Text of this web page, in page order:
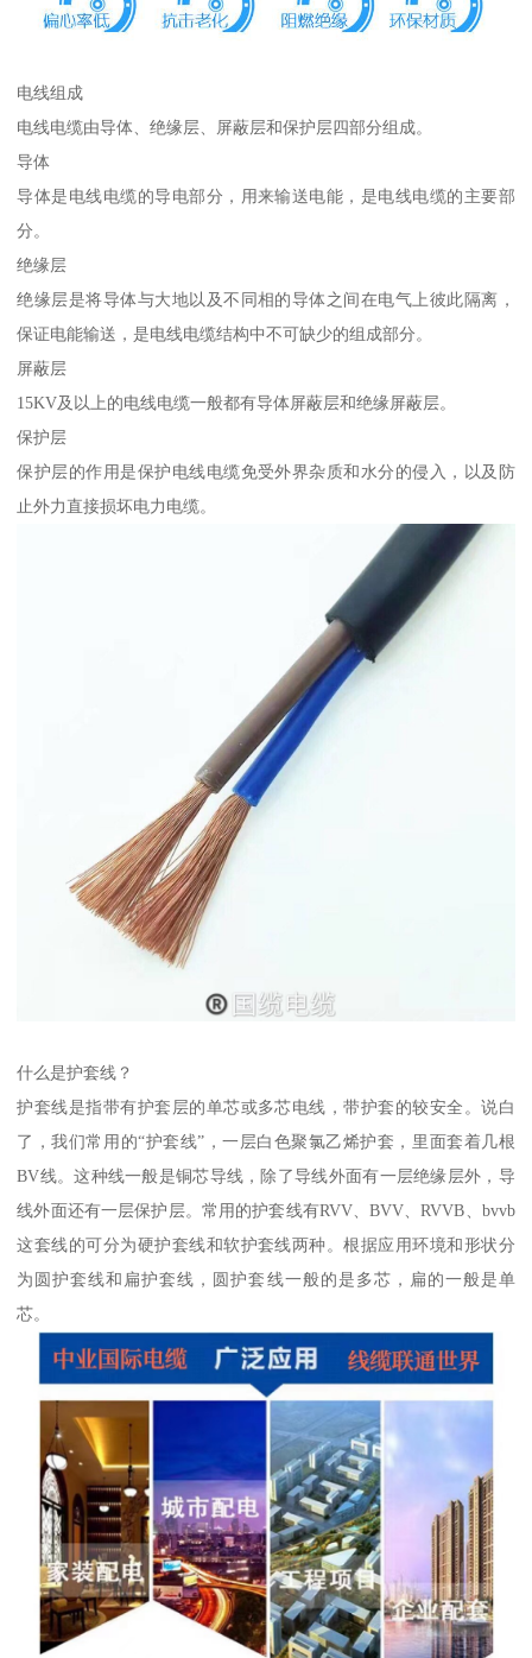
电线组成
电线电缆由导体、绝缘层、屏蔽层和保护层四部分组成。
导体
导体是电线电缆的导电部分，用来输送电能，是电线电缆的主要部
分。
绝缘层
绝缘层是将导体与大地以及不同相的导体之间在电气上彼此隔离，
保证电能输送，是电线电缆结构中不可缺少的组成部分。
屏蔽层
15KV及以上的电线电缆一般都有导体屏蔽层和绝缘屏蔽层。
保护层
保护层的作用是保护电线电缆免受外界杂质和水分的侵入，以及防
止外力直接损坏电力电缆。
什么是护套线？
护套线是指带有护套层的单芯或多芯电线，带护套的较安全。说白
了，我们常用的“护套线”，一层白色聚氯乙烯护套，里面套着几根
BV线。这种线一般是铜芯导线，除了导线外面有一层绝缘层外，导
线外面还有一层保护层。常用的护套线有RVV、BVV、RVVB、bvvb
这套线的可分为硬护套线和软护套线两种。根据应用环境和形状分
为圆护套线和扁护套线，圆护套线一般的是多芯，扁的一般是单
芯。